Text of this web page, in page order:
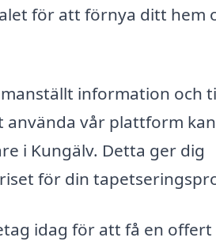
för att förnya ditt hem
information och
vår plattform
i Kungälv. Detta ger dig
för din
idag för att få en offert